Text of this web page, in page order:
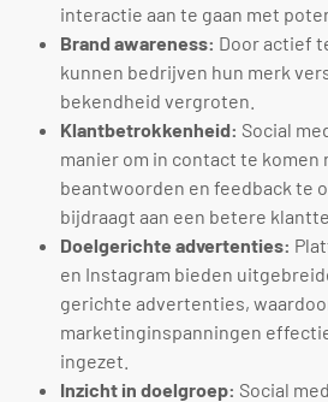
interactie aan te gaan met
Brand awareness: Door actief
kunnen bedrijven hun merk
bekendheid vergroten.
Klantbetrokkenheid: Social
manier om in contact te komen
beantwoorden en feedback te
bijdraagt aan een betere
Doelgerichte advertenties:
en Instagram bieden
gerichte advertenties,
marketinginspanningen
ingezet.
Inzicht in doelgroep: Social